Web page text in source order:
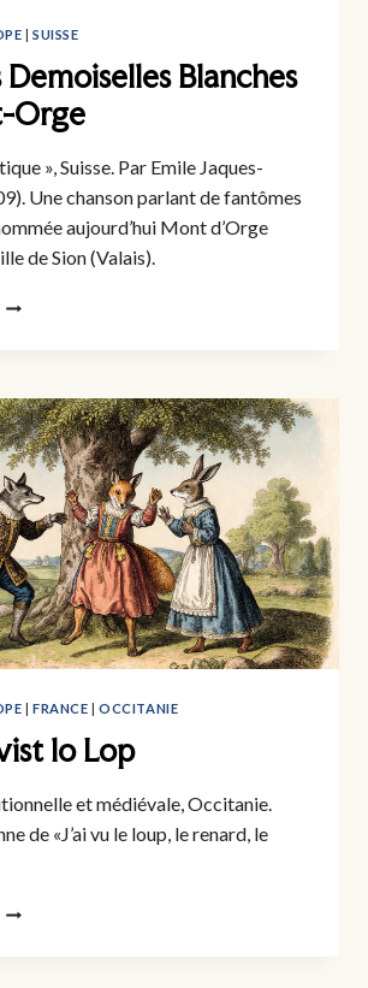
|SUISSE
Blanches
Orge
», Suisse. Par Emile Jaques-
Une chanson parlant de fantômes
aujourd’hui Mont d’Orge
de Sion (Valais).
|FRANCE |OCCITANIE
lo Lop
et médiévale, Occitanie.
de «J’ai vu le loup, le renard, le